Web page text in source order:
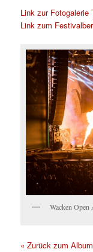
Link zur Fotogalerie
Link zum
Wacken Open
« Zurück zum Album